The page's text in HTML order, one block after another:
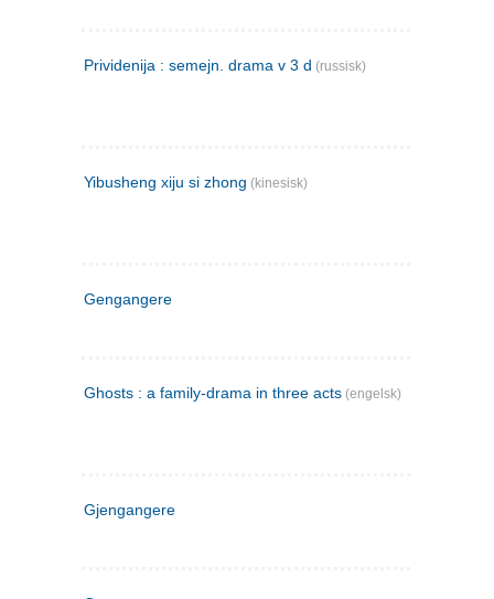
Prividenija : semejn. drama v 3 d (russisk)
Yibusheng xiju si zhong (kinesisk)
Gengangere
Ghosts : a family-drama in three acts (engelsk)
Gjengangere